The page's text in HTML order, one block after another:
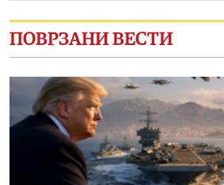
ПОВРЗАНИ ВЕСТИ